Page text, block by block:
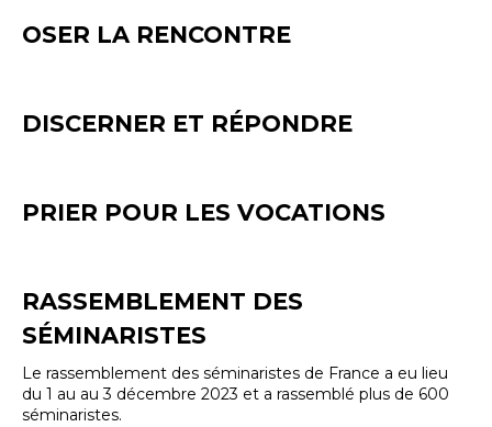
OSER LA RENCONTRE
DISCERNER ET RÉPONDRE
PRIER POUR LES VOCATIONS
RASSEMBLEMENT DES
SÉMINARISTES
Le rassemblement des séminaristes de France a eu lieu
du 1 au au 3 décembre 2023 et a rassemblé plus de 600
séminaristes.